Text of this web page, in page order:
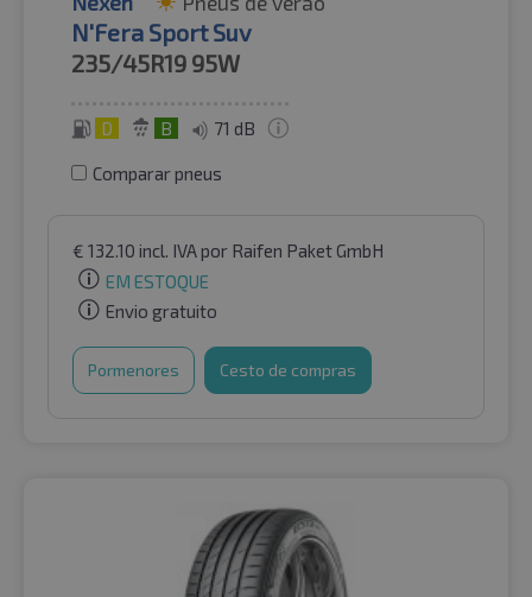
N'Fera Sport Suv
235/45R19 95W
D B 71 dB
Comparar pneus
€ 132.10 incl. IVApor Raifen Paket GmbH
EM ESTOQUE
Envio gratuito
Pormenores Cesto de compras